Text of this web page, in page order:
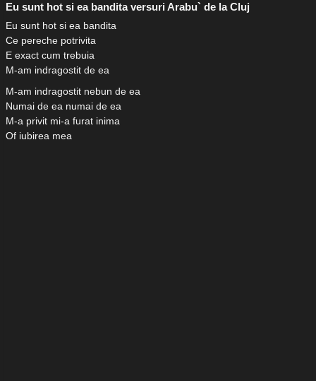
Eu sunt hot si ea bandita versuri Arabu` de la Cluj
Eu sunt hot si ea bandita
Ce pereche potrivita
E exact cum trebuia
M-am indragostit de ea
M-am indragostit nebun de ea
Numai de ea numai de ea
M-a privit mi-a furat inima
Of iubirea mea